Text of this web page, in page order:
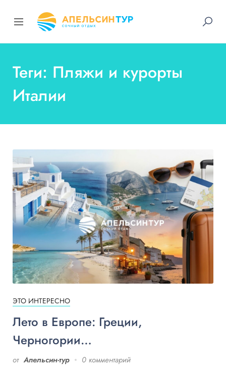
Теги: Пляжи и курорты
Италии
ЭТО ИНТЕРЕСНО
Лето в Европе: Греции,
Черногории…
от Апельсин-тур 0 комментарий